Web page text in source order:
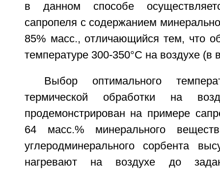
в данном способе
сапропеля с содержанием
85% масс., отличающийся тем, что
температуре 300-350°C на воздухе (в
Выбор оптимального
термической обработки на
продемонстрирован на примере
64 масс.% минерального
углеродминерального сорбента
нагревают на воздухе до